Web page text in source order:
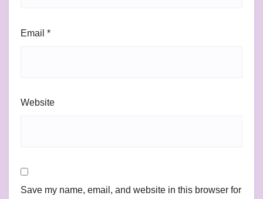
Email *
Website
Save my name, email, and website in this browser for